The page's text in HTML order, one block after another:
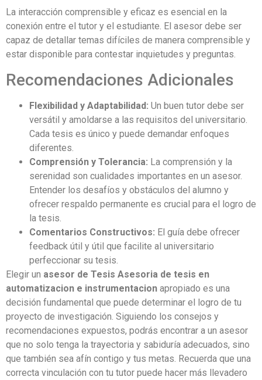
La interacción comprensible y eficaz es esencial en la
conexión entre el tutor y el estudiante. El asesor debe ser
capaz de detallar temas difíciles de manera comprensible y
estar disponible para contestar inquietudes y preguntas.
Recomendaciones Adicionales
Flexibilidad y Adaptabilidad: Un buen tutor debe ser
versátil y amoldarse a las requisitos del universitario.
Cada tesis es único y puede demandar enfoques
diferentes.
Comprensión y Tolerancia: La comprensión y la
serenidad son cualidades importantes en un asesor.
Entender los desafíos y obstáculos del alumno y
ofrecer respaldo permanente es crucial para el logro de
la tesis.
Comentarios Constructivos: El guía debe ofrecer
feedback útil y útil que facilite al universitario
perfeccionar su tesis.
Elegir un asesor de Tesis Asesoria de tesis en
automatizacion e instrumentacion apropiado es una
decisión fundamental que puede determinar el logro de tu
proyecto de investigación. Siguiendo los consejos y
recomendaciones expuestos, podrás encontrar a un asesor
que no solo tenga la trayectoria y sabiduría adecuados, sino
que también sea afín contigo y tus metas. Recuerda que una
correcta vinculación con tu tutor puede hacer más llevadero